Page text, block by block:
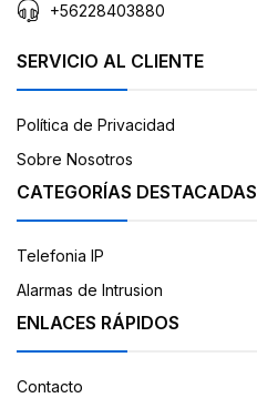
+56228403880
SERVICIO AL CLIENTE
Política de Privacidad
Sobre Nosotros
CATEGORÍAS DESTACADAS
Telefonia IP
Alarmas de Intrusion
ENLACES RÁPIDOS
Contacto